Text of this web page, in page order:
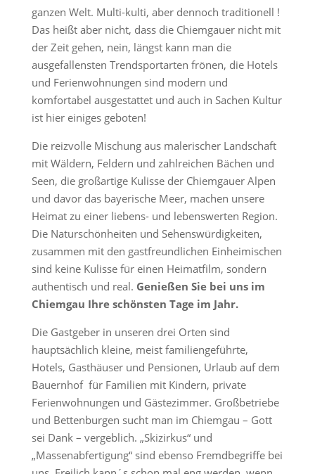
ganzen Welt. Multi-kulti, aber dennoch traditionell !
Das heißt aber nicht, dass die Chiemgauer nicht mit
der Zeit gehen, nein, längst kann man die
ausgefallensten Trendsportarten frönen, die Hotels
und Ferienwohnungen sind modern und
komfortabel ausgestattet und auch in Sachen Kultur
ist hier einiges geboten!
Die reizvolle Mischung aus malerischer Landschaft
mit Wäldern, Feldern und zahlreichen Bächen und
Seen, die großartige Kulisse der Chiemgauer Alpen
und davor das bayerische Meer, machen unsere
Heimat zu einer liebens- und lebenswerten Region.
Die Naturschönheiten und Sehenswürdigkeiten,
zusammen mit den gastfreundlichen Einheimischen
sind keine Kulisse für einen Heimatfilm, sondern
authentisch und real. Genießen Sie bei uns im
Chiemgau Ihre schönsten Tage im Jahr.
Die Gastgeber in unseren drei Orten sind
hauptsächlich kleine, meist familiengeführte,
Hotels, Gasthäuser und Pensionen, Urlaub auf dem
Bauernhof für Familien mit Kindern, private
Ferienwohnungen und Gästezimmer. Großbetriebe
und Bettenburgen sucht man im Chiemgau – Gott
sei Dank – vergeblich. „Skizirkus“ und
„Massenabfertigung“ sind ebenso Fremdbegriffe bei